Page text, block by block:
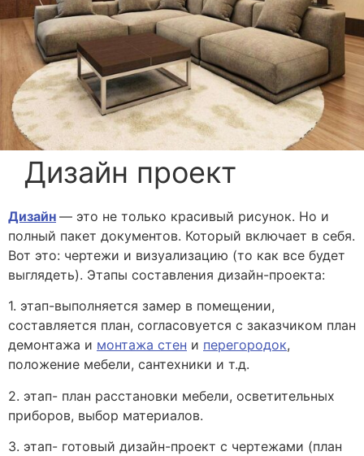
Дизайн проект
Дизайн — это не только красивый рисунок. Но и
полный пакет документов. Который включает в себя.
Вот это: чертежи и визуализацию (то как все будет
выглядеть). Этапы составления дизайн-проекта:
1. этап-выполняется замер в помещении,
составляется план, согласовуется с заказчиком план
демонтажа и монтажа стен и перегородок,
положение мебели, сантехники и т.д.
2. этап- план расстановки мебели, осветительных
приборов, выбор материалов.
3. этап- готовый дизайн-проект с чертежами (план